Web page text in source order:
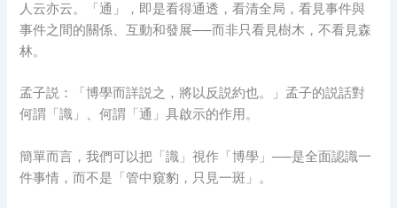
人云亦云。「通」，即是看得通透，看清全局，看見事件與
事件之間的關係、互動和發展──而非只看見樹木，不看見森
林。
孟子説：「博學而詳説之，將以反説約也。」孟子的説話對
何謂「識」、何謂「通」具啟示的作用。
簡單而言，我們可以把「識」視作「博學」──是全面認識一
件事情，而不是「管中窺豹，只見一斑」。